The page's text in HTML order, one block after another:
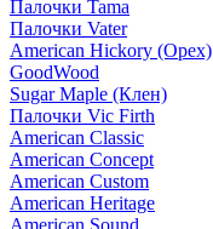
Палочки Tama
Палочки Vater
American Hickory (Орех)
GoodWood
Sugar Maple (Клен)
Палочки Vic Firth
American Classic
American Concept
American Custom
American Heritage
American Sound